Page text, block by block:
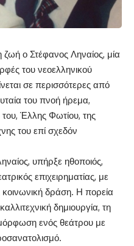
ο Στέφανος Ληναίος, μία
του νεοελληνικού
σε περισσότερες από
του πνοή ήρεμα,
Έλλης Φωτίου, της
του επί σχεδόν
υπήρξε ηθοποιός,
επιχειρηματίας, με
κοινωνική δράση. Η πορεία
δημιουργία, τη
ενός θεάτρου με